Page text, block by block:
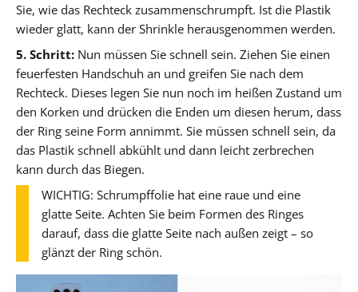
Sie, wie das Rechteck zusammenschrumpft. Ist die Plastik
wieder glatt, kann der Shrinkle herausgenommen werden.
5. Schritt: Nun müssen Sie schnell sein. Ziehen Sie einen
feuerfesten Handschuh an und greifen Sie nach dem
Rechteck. Dieses legen Sie nun noch im heißen Zustand um
den Korken und drücken die Enden um diesen herum, dass
der Ring seine Form annimmt. Sie müssen schnell sein, da
das Plastik schnell abkühlt und dann leicht zerbrechen
kann durch das Biegen.
WICHTIG: Schrumpffolie hat eine raue und eine
glatte Seite. Achten Sie beim Formen des Ringes
darauf, dass die glatte Seite nach außen zeigt – so
glänzt der Ring schön.